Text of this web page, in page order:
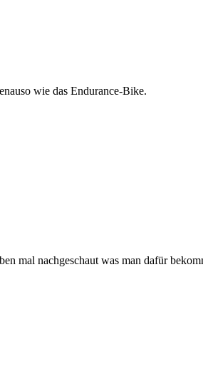
wie das Endurance-Bike.
mal nachgeschaut was man dafür